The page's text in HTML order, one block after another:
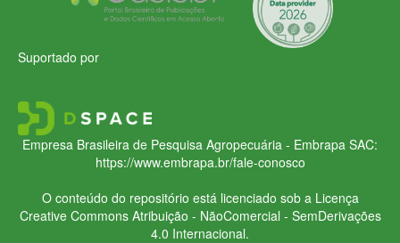
Suportado por
Empresa Brasileira de Pesquisa Agropecuária - Embrapa SAC:
https://www.embrapa.br/fale-conosco
O conteúdo do repositório está licenciado sob a Licença
Creative CommonsAtribuição - NãoComercial - SemDerivações
4.0 Internacional.